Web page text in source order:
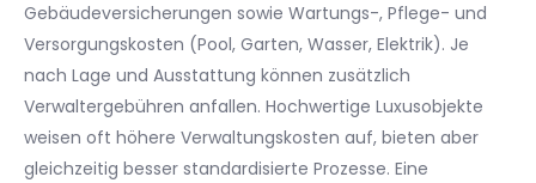
Gebäudeversicherungen sowie Wartungs-, Pflege- und
Versorgungskosten (Pool, Garten, Wasser, Elektrik). Je
nach Lage und Ausstattung können zusätzlich
Verwaltergebühren anfallen. Hochwertige Luxusobjekte
weisen oft höhere Verwaltungskosten auf, bieten aber
gleichzeitig besser standardisierte Prozesse. Eine